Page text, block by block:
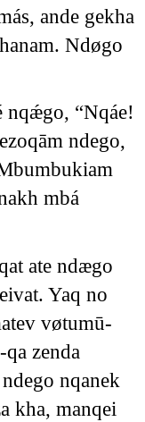
ande gekha
Ndøgo
nqǽgo, “Nqáe!
ndego,
mbá
ate ndægo
Yaq no
vøtumū-
zenda
nqanek
kha, manqei